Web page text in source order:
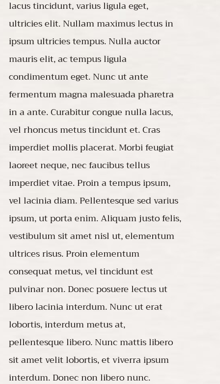
lacus tincidunt, varius ligula eget,
ultricies elit. Nullam maximus lectus in
ipsum ultricies tempus. Nulla auctor
mauris elit, ac tempus ligula
condimentum eget. Nunc ut ante
fermentum magna malesuada pharetra
in a ante. Curabitur congue nulla lacus,
vel rhoncus metus tincidunt et. Cras
imperdiet mollis placerat. Morbi feugiat
laoreet neque, nec faucibus tellus
imperdiet vitae. Proin a tempus ipsum,
vel lacinia diam. Pellentesque sed varius
ipsum, ut porta enim. Aliquam justo felis,
vestibulum sit amet nisl ut, elementum
ultrices risus. Proin elementum
consequat metus, vel tincidunt est
pulvinar non. Donec posuere lectus ut
libero lacinia interdum. Nunc ut erat
lobortis, interdum metus at,
pellentesque libero. Nunc mattis libero
sit amet velit lobortis, et viverra ipsum
interdum. Donec non libero nunc.